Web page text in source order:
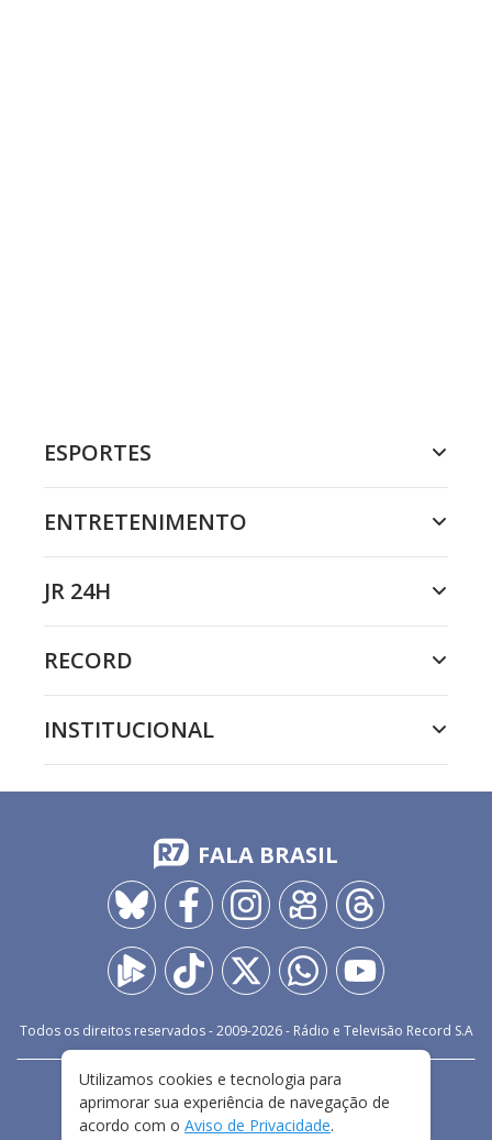
ESPORTES
ENTRETENIMENTO
JR 24H
RECORD
INSTITUCIONAL
FALA BRASIL
Todos os direitos reservados - 2009-2026- Rádio e Televisão Record S.A
FALE CONOSCO
PRIVACIDADE
TERMOS E CONDIÇÕES DE USO
Utilizamos cookies e tecnologia para
aprimorar sua experiência de navegação de
acordo com o Aviso de Privacidade.